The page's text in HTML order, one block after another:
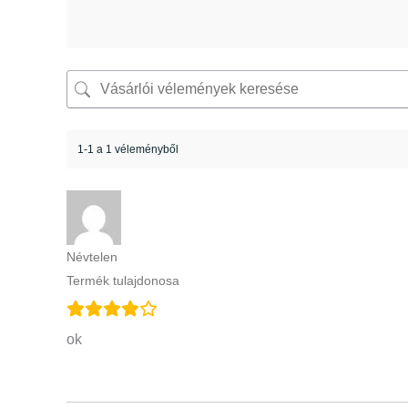
1-1 a 1 véleményből
Névtelen
Termék tulajdonosa
ok